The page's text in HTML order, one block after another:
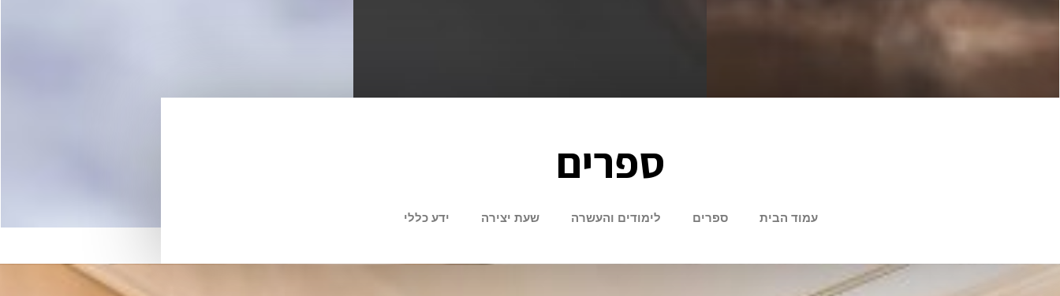
ספרים
עמוד הבית ספרים לימודים והעשרה שעת יצירה ידע כללי